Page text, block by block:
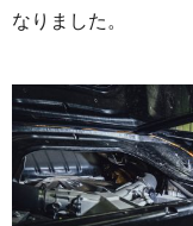
なりました。